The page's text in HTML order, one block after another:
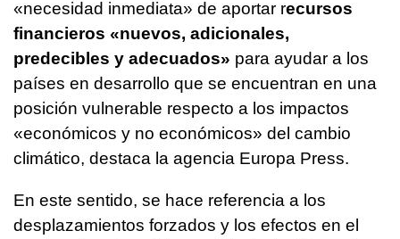
«necesidad inmediata» de aportar recursos
financieros «nuevos, adicionales,
predecibles y adecuados» para ayudar a los
países en desarrollo que se encuentran en una
posición vulnerable respecto a los impactos
«económicos y no económicos» del cambio
climático, destaca la agencia Europa Press.
En este sentido, se hace referencia a los
desplazamientos forzados y los efectos en el